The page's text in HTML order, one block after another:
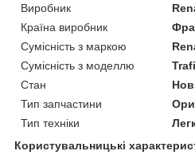
Виробник
Країна виробник
Сумісність з маркою
Сумісність з моделлю
Стан
Тип запчастини
Тип техніки
Користувальницькі